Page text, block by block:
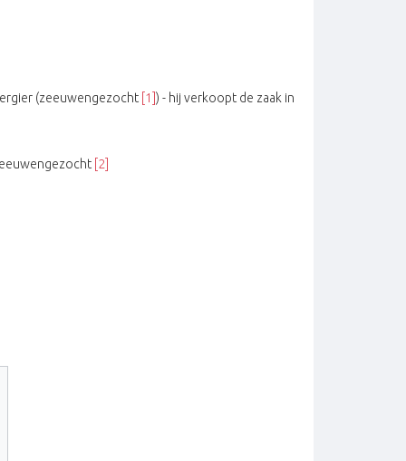
(zeeuwengezocht [1] ) - hij verkoopt de zaak in
[2]